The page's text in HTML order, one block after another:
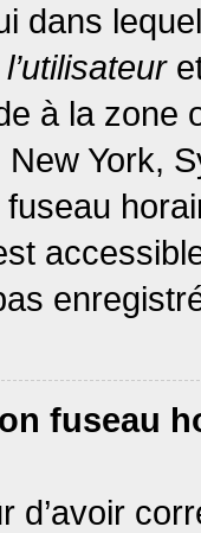
dans
à la
York,
fuseau
d’avoir